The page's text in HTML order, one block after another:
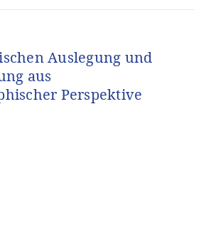
Auslegung und
aus
Perspektive